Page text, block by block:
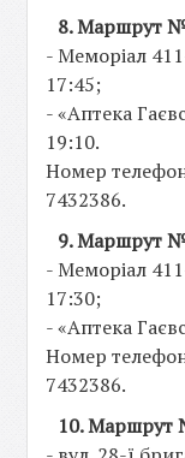
8. Маршрут
- Меморіал
17:45;
- «Аптека
19:10.
Номер
7432386.
9. Маршрут
- Меморіал
17:30;
- «Аптека
Номер
7432386.
10. Маршрут